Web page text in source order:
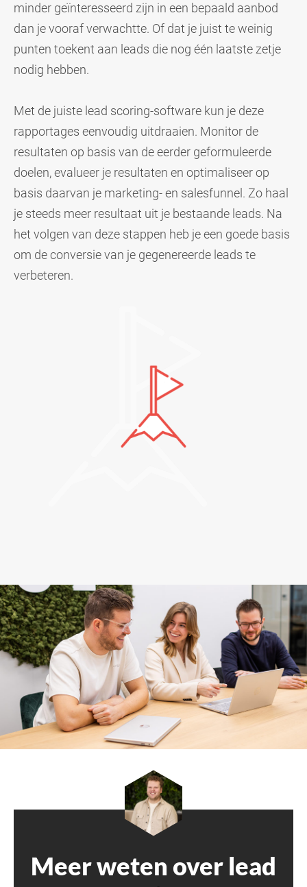
minder geïnteresseerd zijn in een bepaald aanbod
dan je vooraf verwachtte. Of dat je juist te weinig
punten toekent aan leads die nog één laatste zetje
nodig hebben.
Met de juiste lead scoring-software kun je deze
rapportages eenvoudig uitdraaien. Monitor de
resultaten op basis van de eerder geformuleerde
doelen, evalueer je resultaten en optimaliseer op
basis daarvan je marketing- en salesfunnel. Zo haal
je steeds meer resultaat uit je bestaande leads. Na
het volgen van deze stappen heb je een goede basis
om de conversie van je gegenereerde leads te
verbeteren.
Meer weten over lead